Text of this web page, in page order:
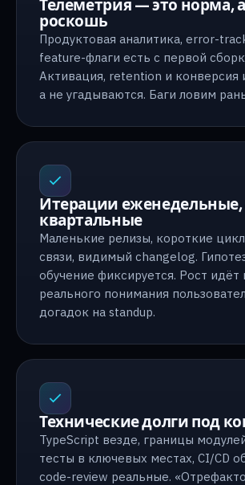
Телеметрия — это норма,
роскошь
Продуктовая аналитика, error-
feature-флаги есть с первой
Активация, retention и конверсия
а не угадываются. Баги ловим
Итерации еженедельные,
квартальные
Маленькие релизы, короткие
связи, видимый changelog.
обучение фиксируется. Рост идёт
реального понимания
догадок на standup.
Технические долги под
TypeScript везде, границы
тесты в ключевых местах, CI/CD
code-review реальные.